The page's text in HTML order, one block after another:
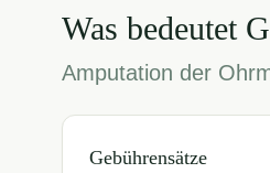
Was bedeutet
Amputation der
Gebührensätze